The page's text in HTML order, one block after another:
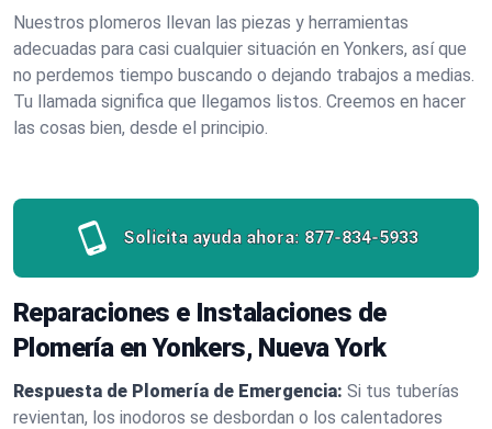
Nuestros plomeros llevan las piezas y herramientas
adecuadas para casi cualquier situación en Yonkers, así que
no perdemos tiempo buscando o dejando trabajos a medias.
Tu llamada significa que llegamos listos. Creemos en hacer
las cosas bien, desde el principio.
Solicita ayuda ahora: 877-834-5933
Reparaciones e Instalaciones de
Plomería en Yonkers, Nueva York
Respuesta de Plomería de Emergencia: Si tus tuberías
revientan, los inodoros se desbordan o los calentadores